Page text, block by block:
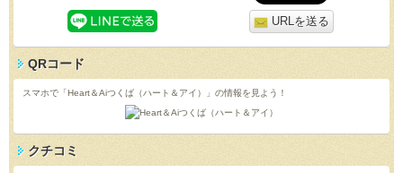
URLを送る
QRコード
スマホで「Heart＆Aiつくば（ハート＆アイ）」の情報を見よう！
クチコミ